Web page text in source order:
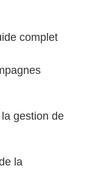
complet
gestion de
la